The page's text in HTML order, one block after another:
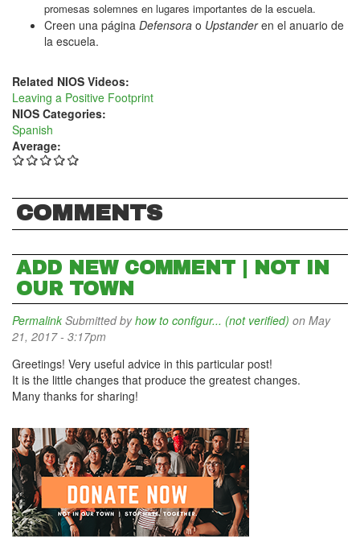
promesas solemnes en lugares importantes de la escuela.
Creen una página Defensora o Upstanderen el anuario de
la escuela.
Related NIOS Videos:
Leaving a Positive Footprint
NIOS Categories:
Spanish
Average:
COMMENTS
ADD NEW COMMENT | NOT IN
OUR TOWN
Permalink Submitted byhow to configur... (not verified) on May
21, 2017 - 3:17pm
Greetings! Very useful advice in this particular post!
It is the little changes that produce the greatest changes.
Many thanks for sharing!